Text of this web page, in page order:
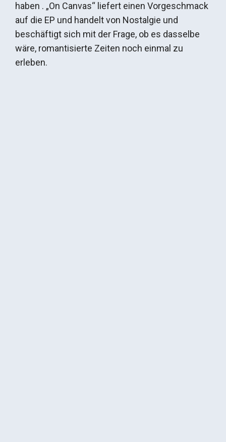
haben . „On Canvas“ liefert einen Vorgeschmack
auf die EP und handelt von Nostalgie und
beschäftigt sich mit der Frage, ob es dasselbe
wäre, romantisierte Zeiten noch einmal zu
erleben.